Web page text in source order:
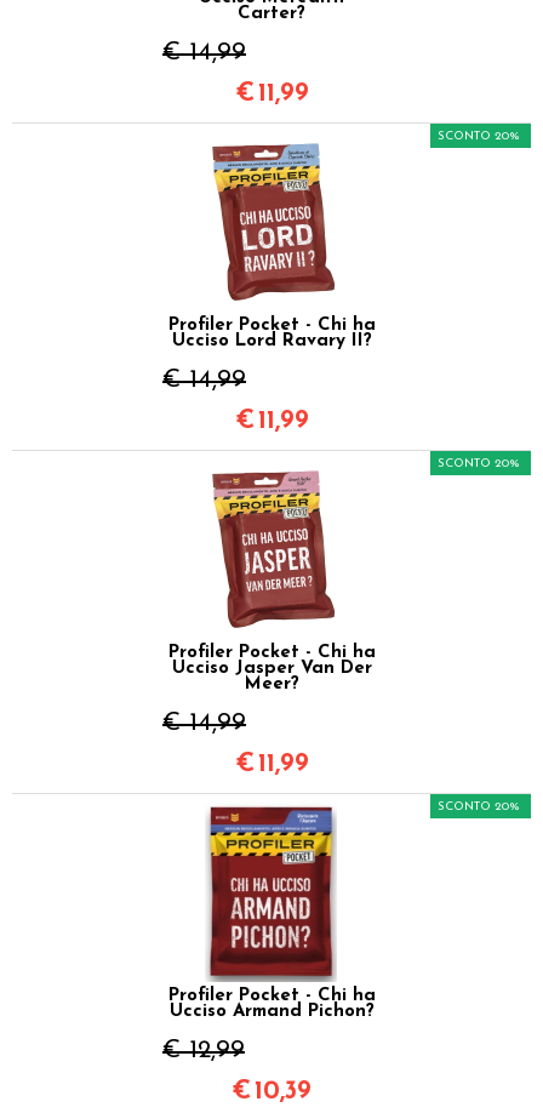
Carter?
€ 14,99
€ 11,99
Profiler Pocket - Chi ha
Ucciso Lord Ravary II?
€ 14,99
SCONTO 20%
€ 11,99
Profiler Pocket - Chi ha
Ucciso Jasper Van Der
Meer?
€ 14,99
SCONTO 20%
€ 11,99
Profiler Pocket - Chi ha
Ucciso Armand Pichon?
€ 12,99
SCONTO 20%
€ 10,39